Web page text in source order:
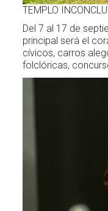
TEMPLO
Del 7 al 17 de
principal será el
cívicos, carros
folclóricas,